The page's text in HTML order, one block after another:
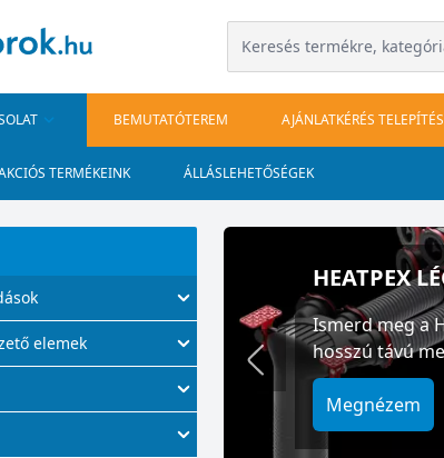
BEMUTATÓTEREM AJÁNLATKÉRÉS
TERMÉKEINK ÁLLÁSLEHETŐSÉGEK
elemek
HEATPEX
Ismerd meg a
hosszú távú
Megnézem